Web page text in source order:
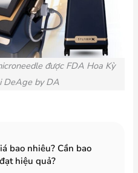
được FDA Hoa Kỳ
DeAge by DA
bao nhiêu? Cần bao
hiệu quả?